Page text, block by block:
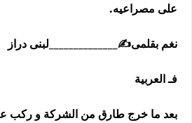
على مصراعيه.
نغم بقلمى✍️______________لبنى دراز
فـ العربية
بعد ما خرج طارق من الشركة و ركب